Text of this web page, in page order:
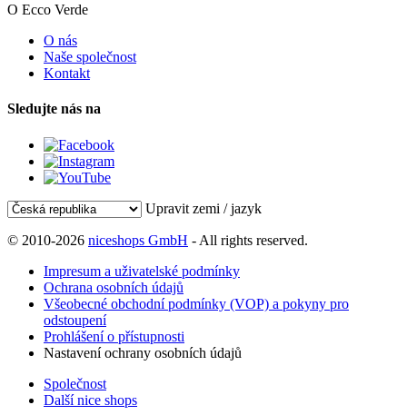
O Ecco Verde
O nás
Naše společnost
Kontakt
Sledujte nás na
Upravit zemi / jazyk
© 2010-2026 niceshops GmbH - All rights reserved.
Impresum a uživatelské podmínky
Ochrana osobních údajů
Všeobecné obchodní podmínky (VOP) a pokyny pro
odstoupení
Prohlášení o přístupnosti
Nastavení ochrany osobních údajů
Společnost
Další nice shops